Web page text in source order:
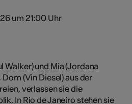
um 21:00 Uhr
Walker) und Mia (Jordana
(Vin Diesel) aus der
verlassen sie die
In Rio de Janeiro stehen sie